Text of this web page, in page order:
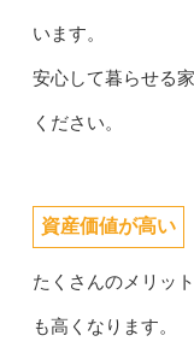
います。
安心して暮らせる
ください。
資産価値が高い
たくさんのメリッ
も高くなります。